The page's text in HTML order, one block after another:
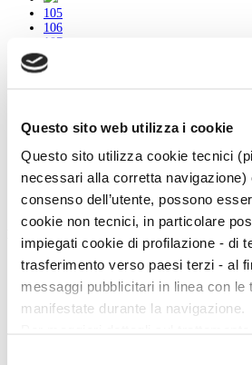
Questo sito web utilizza i cookie
Questo sito utilizza cookie tecnici
necessari alla corretta navigazione)
consenso dell’utente, possono
cookie non tecnici, in particolare
impiegati cookie di profilazione - di
trasferimento verso paesi terzi - al
messaggi pubblicitari in linea con le
manifestate durante la navigazione.
105
106
107
108
109
113
115
Tutte le news
Mostre
Kids